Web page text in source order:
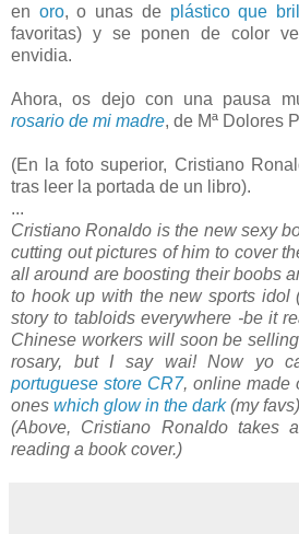
en oro, o unas deplástico que
favoritas) y se ponen de color
envidia.
Ahora, os dejo con una pausa
rosario de mi madre, de Mª Dolores
(En la foto superior, Cristiano
tras leer la portada de un libro).
...
Cristiano Ronaldo is the new sexy
cutting out pictures of him to cover
all around are boosting their boobs
to hook up with the new sports idol
story to tabloids everywhere -be it
Chinese workers will soon be
rosary, but I say wai! Now yo
portuguese store CR7, online made
ones which glow in the dark(my
(Above, Cristiano Ronaldo takes
reading a book cover.)